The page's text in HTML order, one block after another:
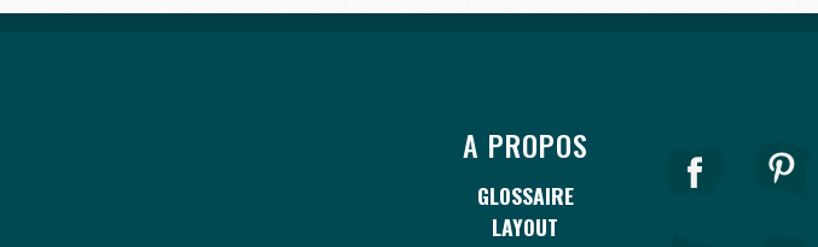
A PROPOS
GLOSSAIRE
LAYOUT